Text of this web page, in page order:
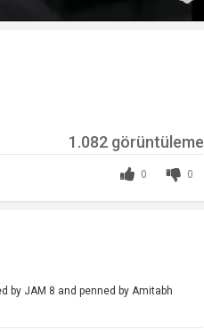
0
0
1.082 görüntüleme
by JAM 8 and penned by Amitabh